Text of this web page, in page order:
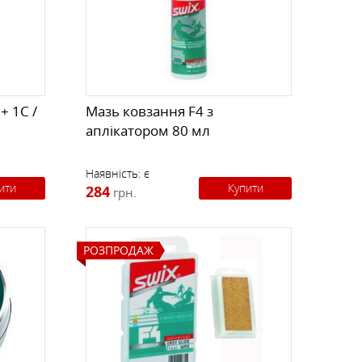
СТРАХУВАЛЬНІ СИСТЕМИ
НОЖІ, МУЛЬТИІНСТРУМЕНТ
РЕМКОМПЛЕКТИ,
ЗАПЛАТКИ
СУВЕНІРИ, ПОДАРУНКИ
1C /
Мазь ковзання F4 з
аплікатором 80 мл
Наявність: є
284 грн. Купити
РОЗПРОДАЖ